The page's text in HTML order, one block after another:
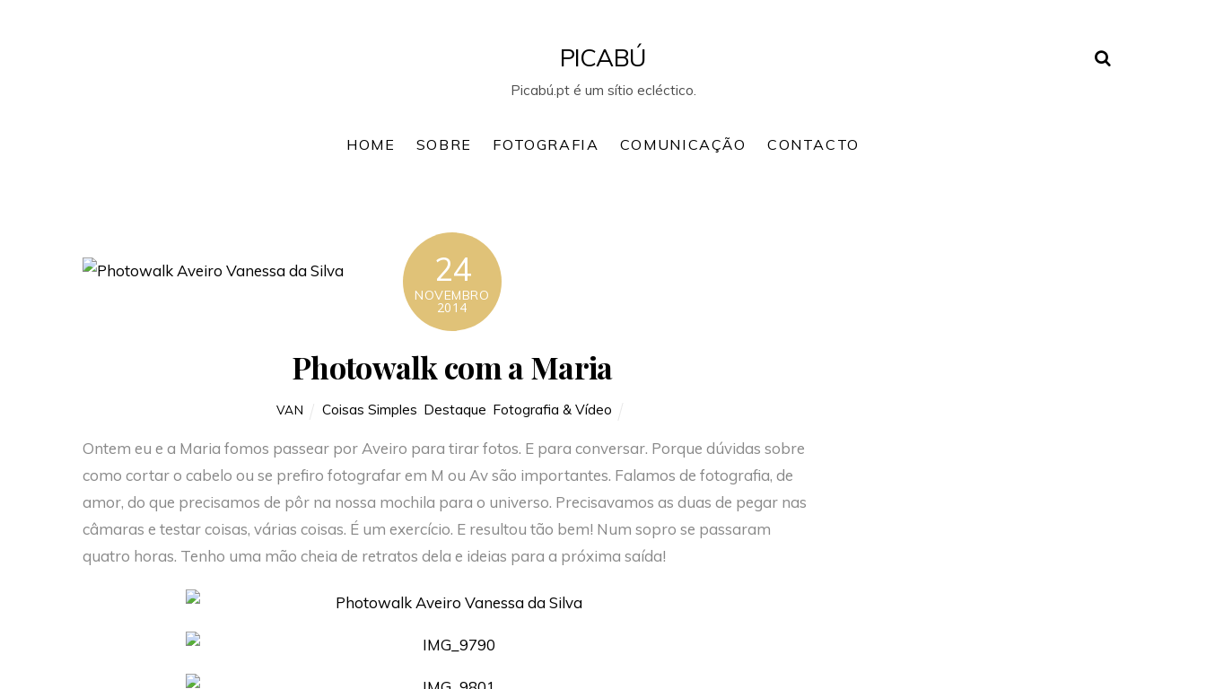
PICABÚ
Picabú.pt é um sítio ecléctico.
HOME SOBRE FOTOGRAFIA COMUNICAÇÃO CONTACTO
24
NOVEMBRO
2014
Photowalk com a Maria
VAN Coisas Simples Destaque Fotografia & Vídeo
Ontem eu e a Maria fomos passear por Aveiro para tirar fotos. E para conversar. Porque dúvidas sobre
como cortar o cabelo ou se prefiro fotografar em M ou Av são importantes. Falamos de fotografia, de
amor, do que precisamos de pôr na nossa mochila para o universo. Precisavamos as duas de pegar nas
câmaras e testar coisas, várias coisas. É um exercício. E resultou tão bem! Num sopro se passaram
quatro horas. Tenho uma mão cheia de retratos dela e ideias para a próxima saída!